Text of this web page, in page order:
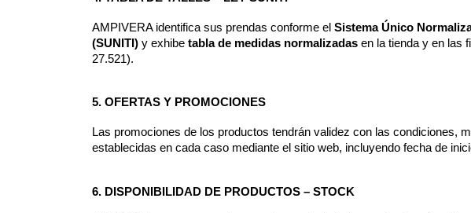
AMPIVERA identifica sus prendas conforme el Sistema Único
(SUNITI) y exhibe tabla de medidas normalizadas en la tienda y en las
27.521).
5. OFERTAS Y PROMOCIONES
Las promociones de los productos tendrán validez con las condiciones,
establecidas en cada caso mediante el sitio web, incluyendo fecha de
6. DISPONIBILIDAD DE PRODUCTOS – STOCK